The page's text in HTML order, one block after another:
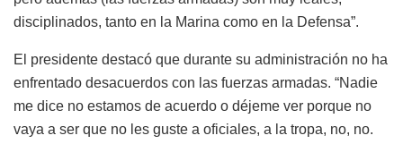
disciplinados, tanto en la Marina como en la Defensa”.
El presidente destacó que durante su administración no ha
enfrentado desacuerdos con las fuerzas armadas. “Nadie
me dice no estamos de acuerdo o déjeme ver porque no
vaya a ser que no les guste a oficiales, a la tropa, no, no.